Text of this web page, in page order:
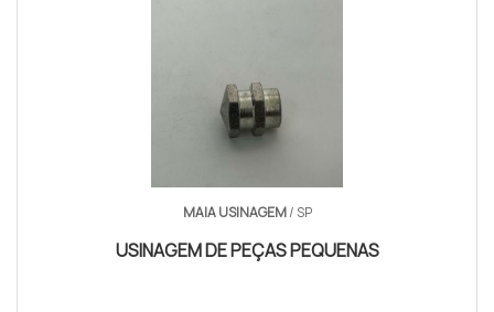
MAIA USINAGEM/ SP
USINAGEM DE PEÇAS PEQUENAS